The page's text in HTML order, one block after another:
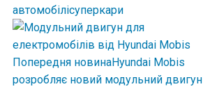
автомобілісуперкари
Попередня новинаHyundai Mobis
розробляє новий модульний двигун